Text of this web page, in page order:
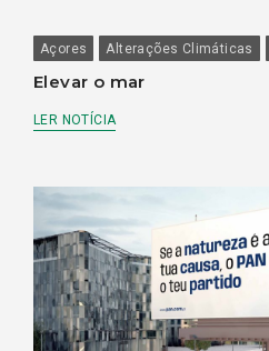
Açores Alterações Climáticas
Elevar o mar
LER NOTÍCIA